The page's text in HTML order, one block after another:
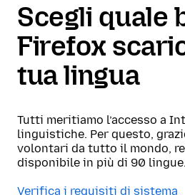
Scegli quale
Firefox
tua lingua
Tutti meritiamo l’accesso a
linguistiche. Per questo,
volontari da tutto il mondo,
disponibile in più di 90 lingue.
Verifica i requisiti di sistema